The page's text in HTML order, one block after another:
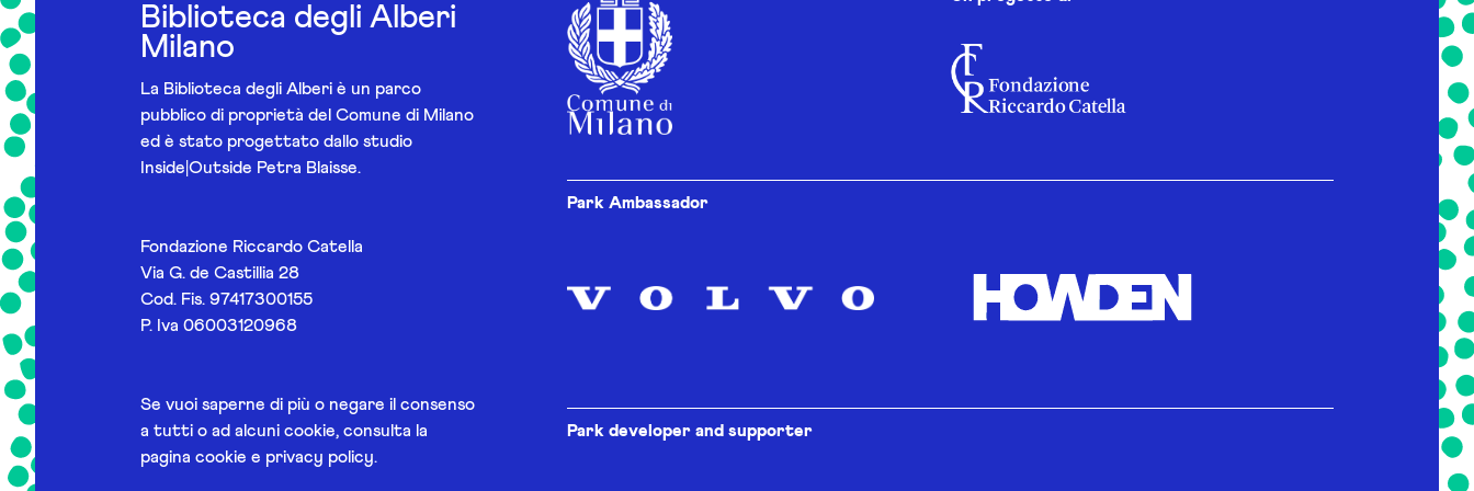
Biblioteca degli Alberi
Milano
La Biblioteca degli Alberi è un parco
pubblico di proprietà del Comune di Milano
ed è stato progettato dallo studio
Inside|Outside Petra Blaisse.
Fondazione Riccardo Catella
Via G. de Castillia 28
Cod. Fis. 97417300155
P. Iva 06003120968
Se vuoi saperne di più o negare il consenso
a tutti o ad alcuni cookie, consulta la
pagina cookie e privacy policy.
Park Ambassador
Park developer and supporter